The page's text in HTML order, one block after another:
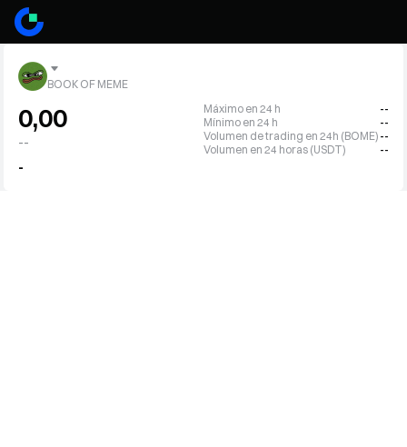
BOOK OF MEME
0,00
--
-
Máximo en 24 h
--
Mínimo en 24 h
--
Volumen de trading en 24h (BOME) --
Volumen en 24 horas (USDT)
--